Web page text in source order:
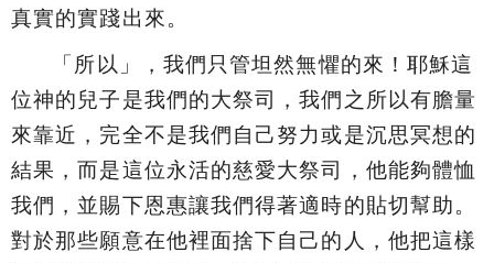
真實的實踐出來。
「 所以」， 我們只管坦然無懼的來！耶穌這
位神的兒子是我們的大祭司，我們之所以有膽量
來靠近，完全不是我們自己努力或是沉思冥想的
結果，而是這位永活的慈愛大祭司，他能夠體恤
我們，並賜下恩惠讓我們得著適時的貼切幫助。
對於那些願意在他裡面捨下自己的人，他把這樣